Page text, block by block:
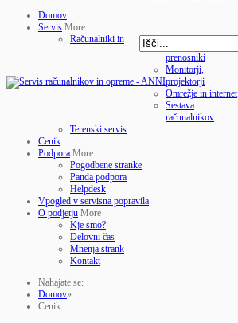
Domov
Servis More
Računalniki in
prenosniki
Monitorji,
projektorji
Omrežje in internet
Sestava
računalnikov
Terenski servis
Cenik
Podpora More
Pogodbene stranke
Panda podpora
Helpdesk
Vpogled v servisna popravila
O podjetju More
Kje smo?
Delovni čas
Mnenja strank
Kontakt
Nahajate se:
Domov»
Cenik